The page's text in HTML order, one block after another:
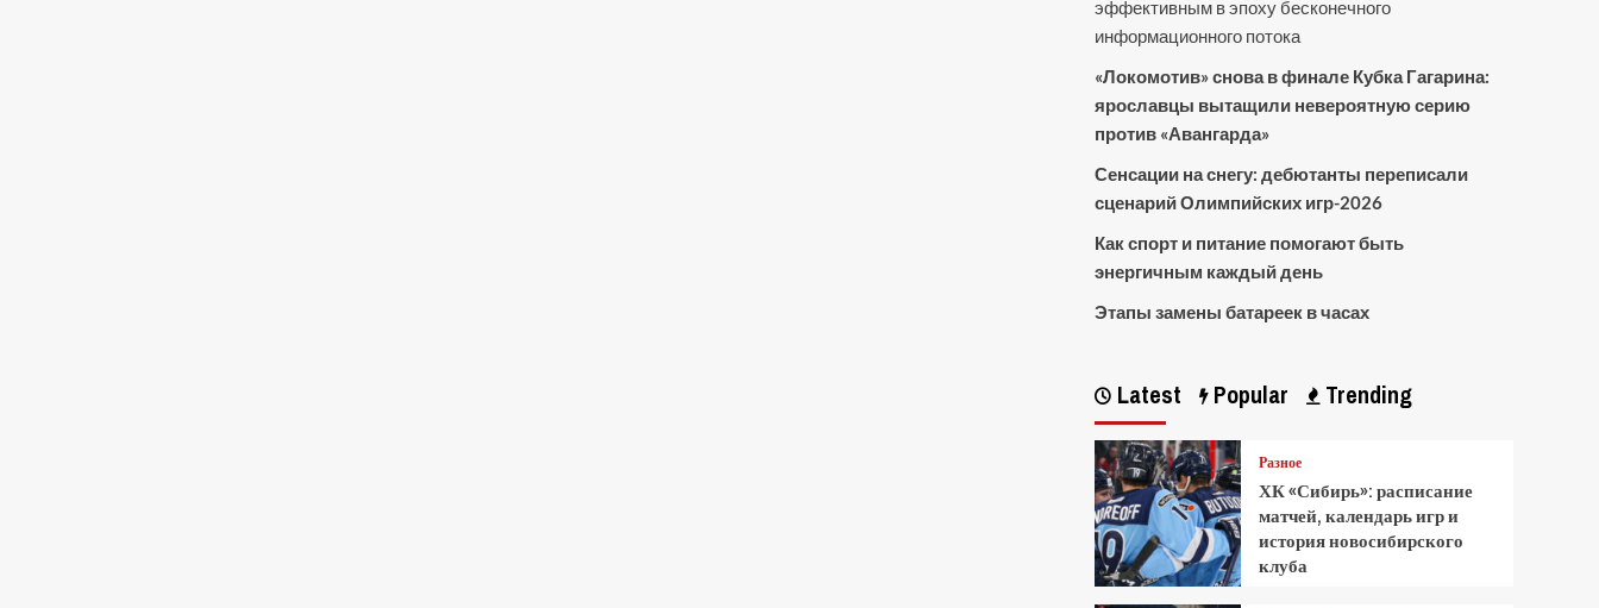
эффективным в эпоху бесконечного
информационного потока
«Локомотив» снова в финале Кубка Гагарина:
ярославцы вытащили невероятную серию
против «Авангарда»
Сенсации на снегу: дебютанты переписали
сценарий Олимпийских игр-2026
Как спорт и питание помогают быть
энергичным каждый день
Этапы замены батареек в часах
Latest Popular Trending
Разное
ХК «Сибирь»: расписание
матчей, календарь игр и
история новосибирского
клуба